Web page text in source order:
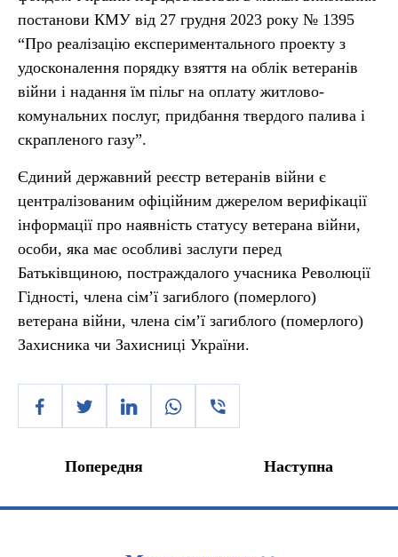
постанови КМУ від 27 грудня 2023 року № 1395
“Про реалізацію експериментального проекту з
удосконалення порядку взяття на облік ветеранів
війни і надання їм пільг на оплату житлово-
комунальних послуг, придбання твердого палива і
скрапленого газу”.
Єдиний державний реєстр ветеранів війни є
централізованим офіційним джерелом верифікації
інформації про наявність статусу ветерана війни,
особи, яка має особливі заслуги перед
Батьківщиною, постраждалого учасника Революції
Гідності, члена сім’ї загиблого (померлого)
ветерана війни, члена сім’ї загиблого (померлого)
Захисника чи Захисниці України.
Попередня Наступна